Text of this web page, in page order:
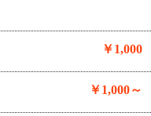
￥1,000
￥1,000～